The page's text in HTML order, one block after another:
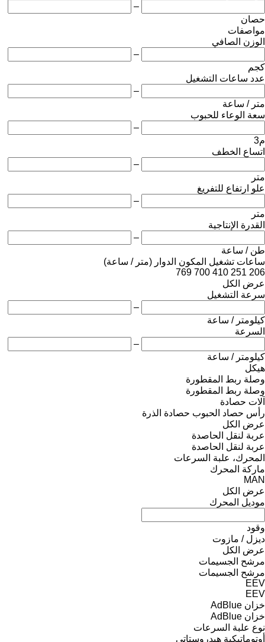
–
حصان
مواصفات
الوزن الصافي
–
كجم
عدد ساعات التشغيل
–
متر / ساعة
سعة الوعاء للحبوب
–
م3
اتساع الخطف
–
متر
علو ارتفاع للتفريغ
–
متر
القدرة الإنتاجية
–
طن / ساعة
ساعات تشغيل المكون الدوار (متر / ساعة)
206
251
410
700
769
عرض الكل
سرعة التشغيل
–
كيلومتر / ساعة
السرعة
–
كيلومتر / ساعة
هيكل
وصلة ربط المقطورة
وصلة ربط المقطورة
آلات حصادة
رأس حصاد الحبوب حصادة الذرة
عرض الكل
عربة لنقل الحاصدة
عربة لنقل الحاصدة
المحرك، علبة السرعات
ماركة المحرك
MAN
عرض الكل
موديل المحرك
وقود
ديزل / مازوت
عرض الكل
مرشح الجسيمات
مرشح الجسيمات
EEV
EEV
خزان AdBlue
خزان AdBlue
نوع علبة السرعات
أوتوماتيكية هيدروستاتي